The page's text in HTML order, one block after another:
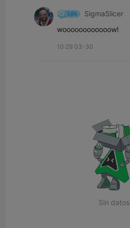
SigmaSlicer
woooooooooooow!
10:29 03-30
Sin datos